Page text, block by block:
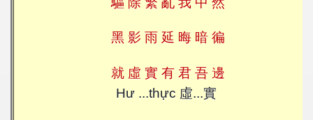
黑 影 雨 延 晦 暗 徧
就 虛 實 有 君 吾 邊
Hư ...thực 虛...實